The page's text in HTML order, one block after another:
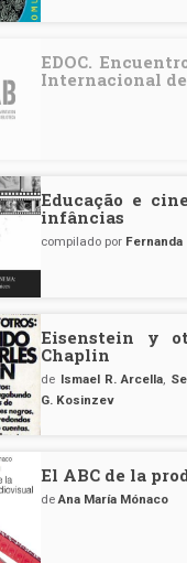
EDOC.
Internacional
Educação e
infâncias
compilado por
Eisenstein y
Chaplin
de Ismael R. Arcella,
G. Kosinzev
El ABC de la
deAna María Mónaco